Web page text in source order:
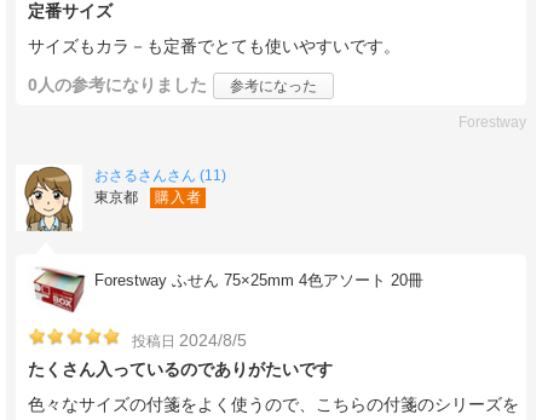
定番サイズ
サイズもカラ－も定番でとても使いやすいです。
0人の参考になりました 参考になった
Forestway
おさるさんさん (11)
東京都
購入者
Forestway ふせん 75×25mm 4色アソート 20冊
投稿日 2024/8/5
たくさん入っているのでありがたいです
色々なサイズの付箋をよく使うので、こちらの付箋のシリーズを